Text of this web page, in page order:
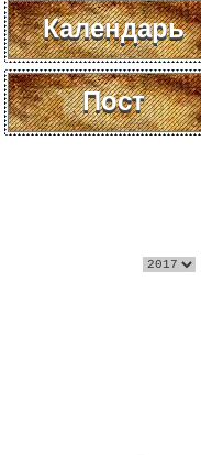
Календарь
Пост